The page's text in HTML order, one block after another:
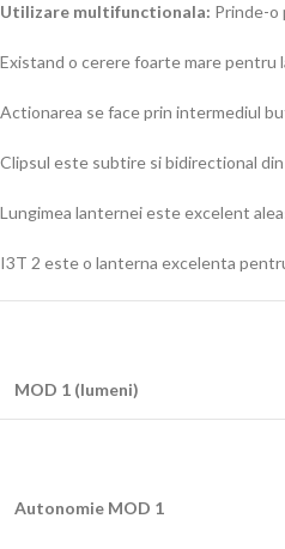
Utilizare multifunctionala: Prinde-o
Existand o cerere foarte mare
Actionarea se face prin intermediul
Clipsul este subtire si bidirectional
Lungimea lanternei este excelent
I3T 2 este o lanterna excelenta
MOD 1 (lumeni)
Autonomie MOD 1